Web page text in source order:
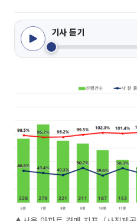
기사 듣기